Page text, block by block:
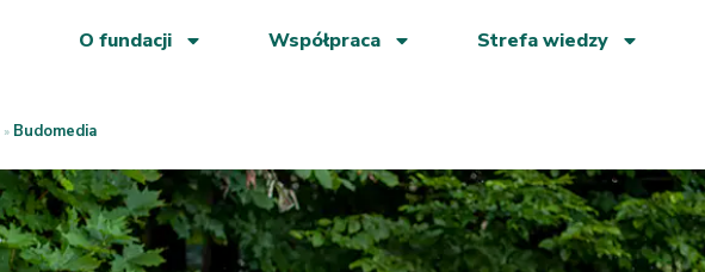
O fundacji Współpraca Strefa wiedzy
» Budomedia